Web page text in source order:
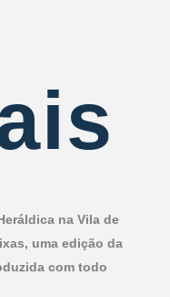
na Vila de
uma edição da
com todo